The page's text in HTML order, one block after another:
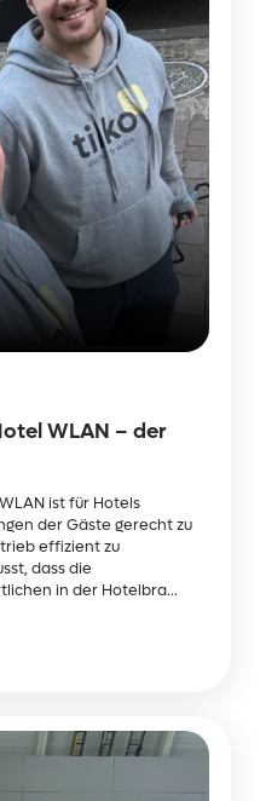
WLAN – der
ist für Hotels
der Gäste gerecht zu
effizient zu
dass die
in der Hotelbra...